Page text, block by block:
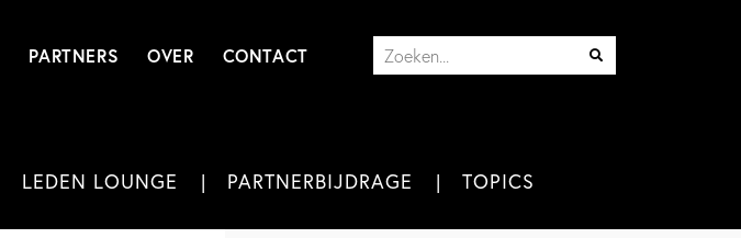
PARTNERS OVER CONTACT
LEDEN LOUNGE PARTNERBIJDRAGE TOPICS